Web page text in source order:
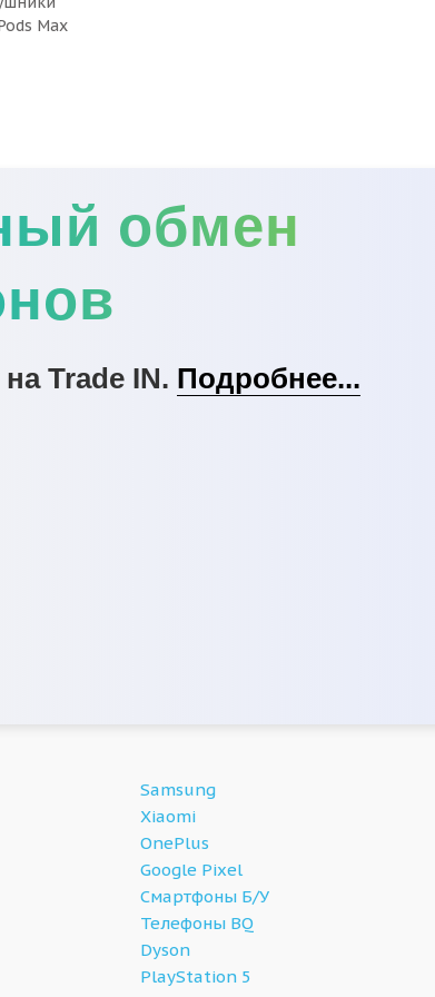
Max
обмен
на Trade IN. Подробнее...
Samsung
Xiaomi
OnePlus
Google Pixel
Смартфоны Б/У
Телефоны BQ
Dyson
PlayStation 5